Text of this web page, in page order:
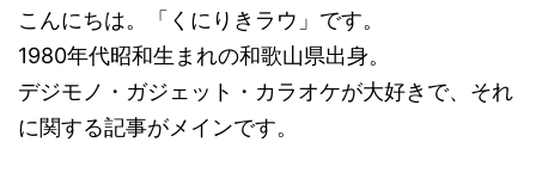
こんにちは。「くにりきラウ」です。
1980年代昭和生まれの和歌山県出身。
デジモノ・ガジェット・カラオケが大好きで、それ
に関する記事がメインです。